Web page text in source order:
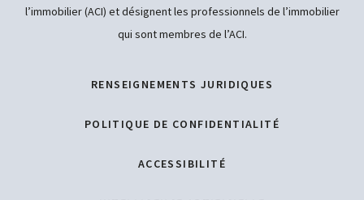
RENSEIGNEMENTS JURIDIQUES
POLITIQUE DE CONFIDENTIALITÉ
ACCESSIBILITÉ
l’immobilier (ACI) et désignent les professionnels de l’immobilier
qui sont membres de l’ACI.